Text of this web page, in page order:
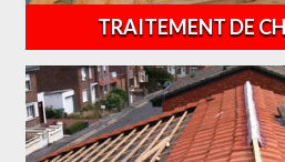
TRAITEMENT DE